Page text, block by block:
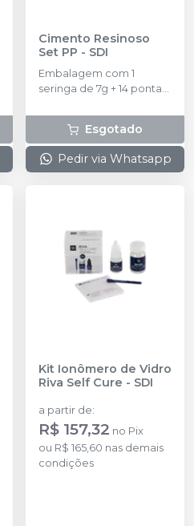
Cimento Resinoso
Set PP - SDI
Embalagem com 1
seringa de 7g + 14 pontas
Esgotado
Pedir via Whatsapp
Kit Ionômero de Vidro
Riva Self Cure - SDI
a partir de:
R$ 157,32 no Pix
ou R$ 165,60 nas demais
condições